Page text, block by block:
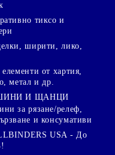
тиксо и
ширити, лико,
от хартия,
метал и др.
И ЩАНЦИ
за рязане/релеф,
и консумативи
USA - До